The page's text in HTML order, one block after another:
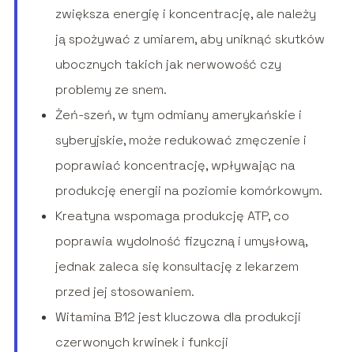
zwiększa energię i koncentrację, ale należy
ją spożywać z umiarem, aby uniknąć skutków
ubocznych takich jak nerwowość czy
problemy ze snem.
Żeń-szeń, w tym odmiany amerykańskie i
syberyjskie, może redukować zmęczenie i
poprawiać koncentrację, wpływając na
produkcję energii na poziomie komórkowym.
Kreatyna wspomaga produkcję ATP, co
poprawia wydolność fizyczną i umysłową,
jednak zaleca się konsultację z lekarzem
przed jej stosowaniem.
Witamina B12 jest kluczowa dla produkcji
czerwonych krwinek i funkcji